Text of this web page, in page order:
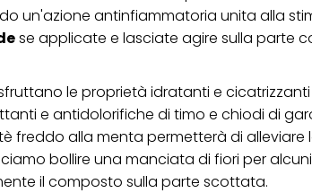
un'azione antinfiammatoria unita alla
se applicate e lasciate agire sulla parte
le proprietà idratanti e
e antidolorifiche di timo e chiodi di
freddo alla menta permetterà di alleviare
bollire una manciata di fiori per
il composto sulla parte scottata.